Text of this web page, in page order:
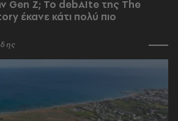
Gen Z; Το debAIte της The
έκανε κάτι πολύ πιο